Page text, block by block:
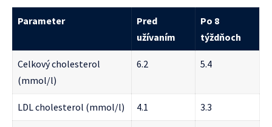
Parameter
Pred
užívaním
Po 8
týždňoch
Celkový cholesterol
(mmol/l)
6.2 5.4
LDL cholesterol (mmol/l) 4.1 3.3